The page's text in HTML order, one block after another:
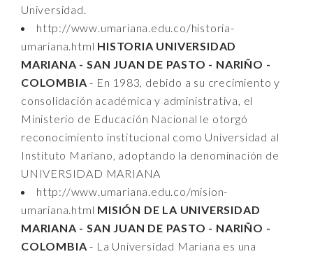
Universidad.
http://www.umariana.edu.co/historia-
umariana.html HISTORIA UNIVERSIDAD
MARIANA - SAN JUAN DE PASTO - NARIÑO -
COLOMBIA - En 1983, debido a su crecimiento y
consolidación académica y administrativa, el
Ministerio de Educación Nacional le otorgó
reconocimiento institucional como Universidad al
Instituto Mariano, adoptando la denominación de
UNIVERSIDAD MARIANA
http://www.umariana.edu.co/mision-
umariana.html MISIÓN DE LA UNIVERSIDAD
MARIANA - SAN JUAN DE PASTO - NARIÑO -
COLOMBIA - La Universidad Mariana es una